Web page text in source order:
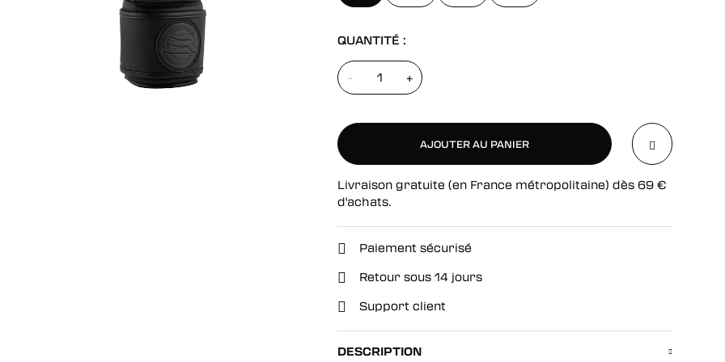
QUANTITÉ :
- +
AJOUTER AU PANIER
AJOUTER AU PANIER
Livraison gratuite (en France métropolitaine) dès 69 €
d'achats.
Paiement sécurisé
Retour sous 14 jours
Support client
DESCRIPTION